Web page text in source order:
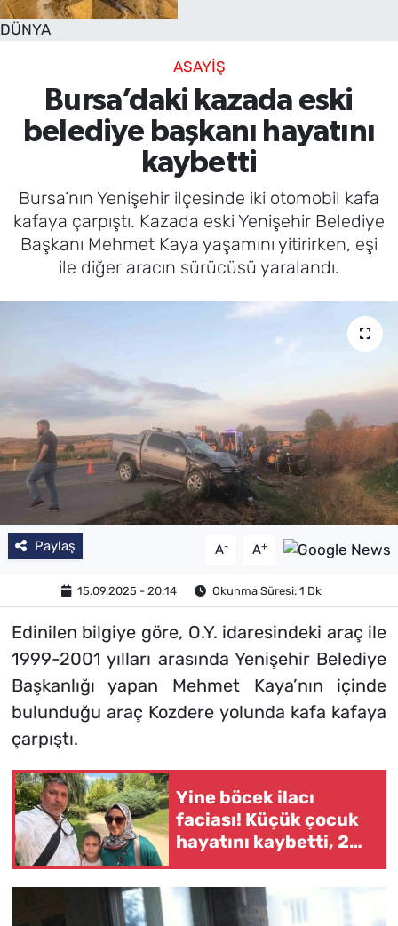
DÜNYA
ASAYİŞ
Bursa’daki kazada eski
belediye başkanı hayatını
kaybetti
Bursa’nın Yenişehir ilçesinde iki otomobil kafa
kafaya çarpıştı. Kazada eski Yenişehir Belediye
Başkanı Mehmet Kaya yaşamını yitirirken, eşi
ile diğer aracın sürücüsü yaralandı.
Paylaş A- A+
15.09.2025 - 20:14 Okunma Süresi: 1 Dk
Edinilen bilgiye göre, O.Y. idaresindeki araç ile
1999-2001 yılları arasında Yenişehir Belediye
Başkanlığı yapan Mehmet Kaya’nın içinde
bulunduğu araç Kozdere yolunda kafa kafaya
çarpıştı.
Yine böcek ilacı
faciası! Küçük çocuk
hayatını kaybetti, 2